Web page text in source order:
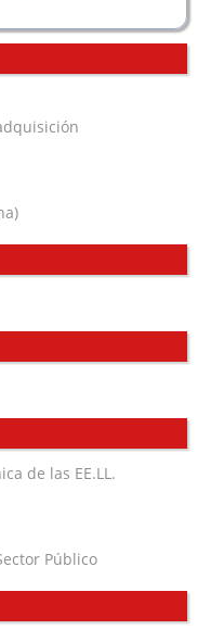
de las EE.LL.
Público